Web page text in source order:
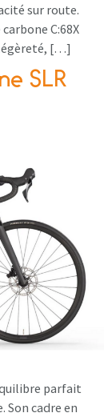
sur route.
C:68X
légèreté, […]
SLR
parfait
cadre en